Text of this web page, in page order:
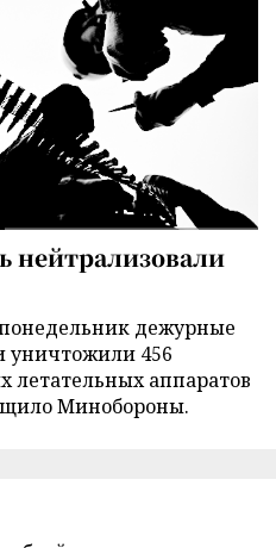
нейтрализовали
дежурные
уничтожили 456
летательных аппаратов
Минобороны.